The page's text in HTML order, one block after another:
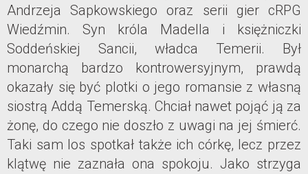
Andrzeja Sapkowskiego oraz serii gier cRPG
Wiedźmin. Syn króla Madella i księżniczki
Soddeńskiej Sancii, władca Temerii. Był
monarchą bardzo kontrowersyjnym, prawdą
okazały się być plotki o jego romansie z własną
siostrą Addą Temerską. Chciał nawet pojąć ją za
żonę, do czego nie doszło z uwagi na jej śmierć.
Taki sam los spotkał także ich córkę, lecz przez
klątwę nie zaznała ona spokoju. Jako strzyga